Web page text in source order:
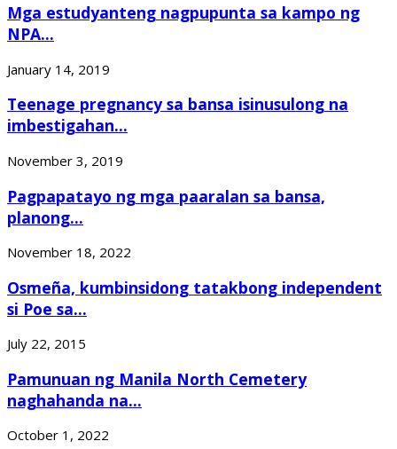
Mga estudyanteng nagpupunta sa kampo ng
NPA...
January 14, 2019
Teenage pregnancy sa bansa isinusulong na
imbestigahan...
November 3, 2019
Pagpapatayo ng mga paaralan sa bansa,
planong...
November 18, 2022
Osmeña, kumbinsidong tatakbong independent
si Poe sa...
July 22, 2015
Pamunuan ng Manila North Cemetery
naghahanda na...
October 1, 2022